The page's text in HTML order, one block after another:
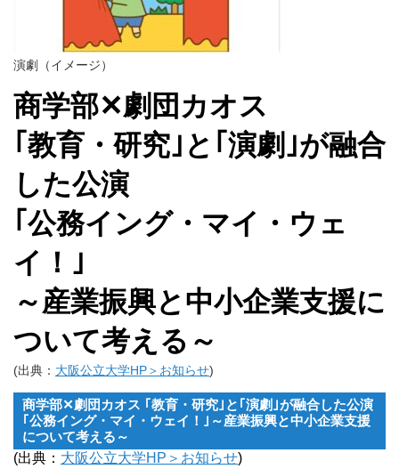
演劇（イメージ）
商学部✕劇団カオス
｢教育・研究｣と｢演劇｣が融合
した公演
｢公務イング・マイ・ウェ
イ！｣
～産業振興と中小企業支援に
ついて考える～
(出典： 大阪公立大学HP＞お知らせ)
商学部✕劇団カオス ｢教育・研究｣と｢演劇｣が融合した公演
｢公務イング・マイ・ウェイ！｣～産業振興と中小企業支援
について考える～
(出典： 大阪公立大学HP＞お知らせ)